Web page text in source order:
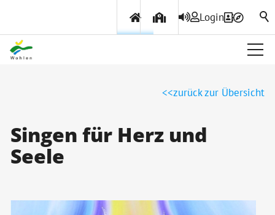
Login
Politik & Verwaltung
Themen & Services
zurück zur Übersicht
Singen für Herz und
Seele